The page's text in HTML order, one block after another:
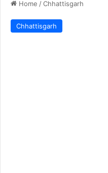
Home /Chhattisgarh
Chhattisgarh